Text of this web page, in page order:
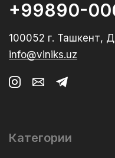
+99890-
100052 г. Ташкент,
info@viniks.uz
Категории